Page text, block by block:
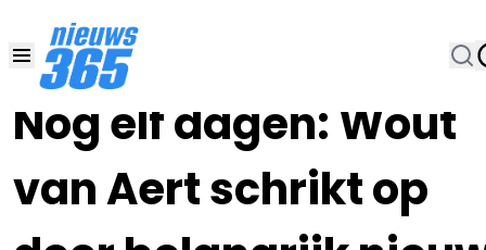
Nog elf dagen: Wout
van Aert schrikt op
26 SEP 2023, 19:45